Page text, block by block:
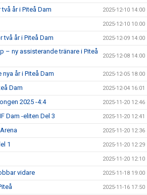
år i Piteå Dam 2025-12-10 14:00
2025-12-10 10:00
år i Piteå Dam 2025-12-09 14:00
– ny assisterande tränare i Piteå
2025-12-08 14:00
år i Piteå Dam 2025-12-05 18:00
Dam 2025-12-04 16:01
2025 -4:4 2025-11-20 12:46
Dam -eliten Del 3 2025-11-20 12:41
2025-11-20 12:36
1 2025-11-20 12:29
2025-11-20 12:10
vidare 2025-11-18 19:00
2025-11-16 17:50